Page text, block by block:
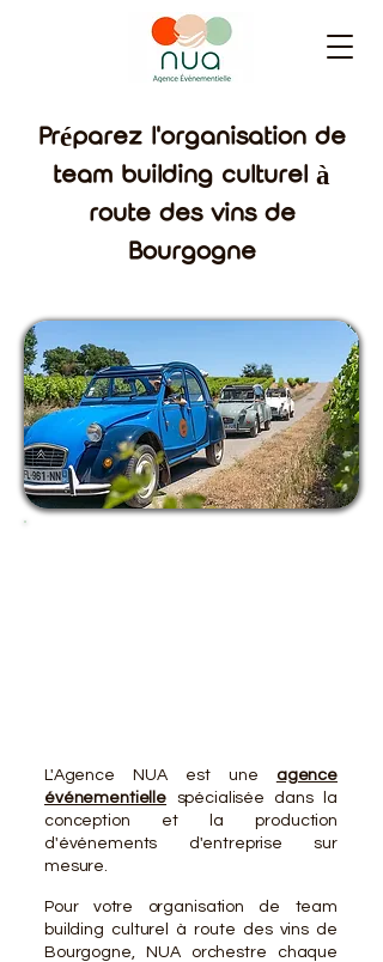
Préparez l'organisation de
team building culturel à
route des vins de
Bourgogne
L'Agence NUA est une agence
événementielle
spécialisée dans la
conception et la production
d'événements d'entreprise sur
mesure.
Pour votre organisation de team
building culturel à route des vins de
Bourgogne, NUA orchestre chaque